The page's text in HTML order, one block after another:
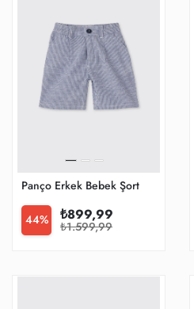
Panço Erkek Bebek Şort
44% ₺899,99
₺1.599,99